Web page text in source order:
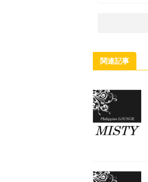
関連記事